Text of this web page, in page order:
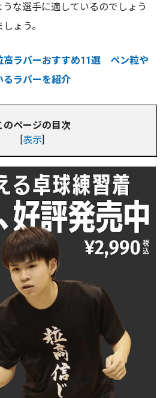
な選手に適しているのでしょう
ょう。
高ラバーおすすめ11選 ペン粒や
るラバーを紹介
のページの目次
[表示]